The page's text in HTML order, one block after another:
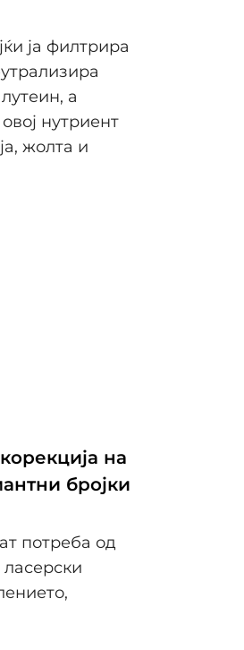
ја филтрира
а
нутриент
жолта и
на
бројки
потреба од